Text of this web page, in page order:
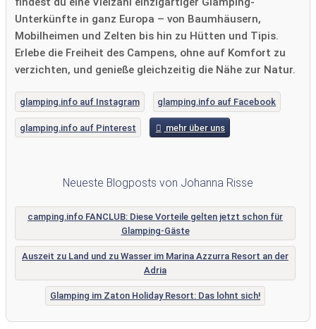
Unterkünfte in ganz Europa – von Baumhäusern,
Mobilheimen und Zelten bis hin zu Hütten und Tipis.
Erlebe die Freiheit des Campens, ohne auf Komfort zu
verzichten, und genieße gleichzeitig die Nähe zur Natur.
glamping.info auf Instagram glamping.info auf Facebook
glamping.info auf Pinterest mehr über uns
Neueste Blogposts von Johanna Risse
camping.info FANCLUB: Diese Vorteile gelten jetzt schon für
Glamping-Gäste
Auszeit zu Land und zu Wasser im Marina Azzurra Resort an der
Adria
Glamping im Zaton Holiday Resort: Das lohnt sich!